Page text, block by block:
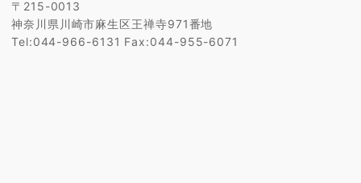
〒215-0013
神奈川県川崎市麻生区王禅寺971番地
Tel:044-966-6131 Fax:044-955-6071